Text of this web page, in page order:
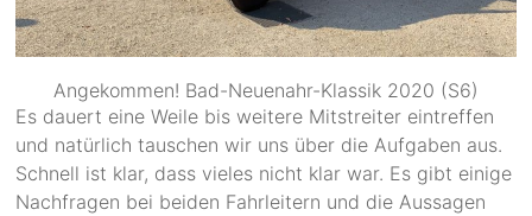
Angekommen! Bad-Neuenahr-Klassik 2020 (S6)
Es dauert eine Weile bis weitere Mitstreiter eintreffen
und natürlich tauschen wir uns über die Aufgaben aus.
Schnell ist klar, dass vieles nicht klar war. Es gibt einige
Nachfragen bei beiden Fahrleitern und die Aussagen